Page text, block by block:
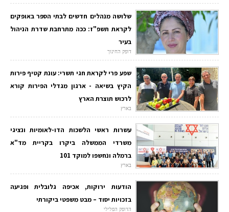
שלושה מנהלים חדשים לבתי הספר באופקים
לקראת תשפ"ז: ככה מתרחבת שדרת הניהול
בעיר
דופק החינוך
שפע פרי לקראת חגי תשרי: עונת קטיף פירות
הקיץ בשיאה - ארגון מגדלי הפירות קורא
לרכוש תוצרת הארץ
בארץ
עשרות ראשי הלשכות הדו-לאומיות ונציגי
משרדי הממשלה ביקרו בקריית מד"א
ברמלה ונחשפו למוקד 101
בארץ
הודעות ירוקות, אכיפה גלובלית ופגיעה
בזכויות יסוד – מבט משפטי ביקורתי
הדופק הפלילי